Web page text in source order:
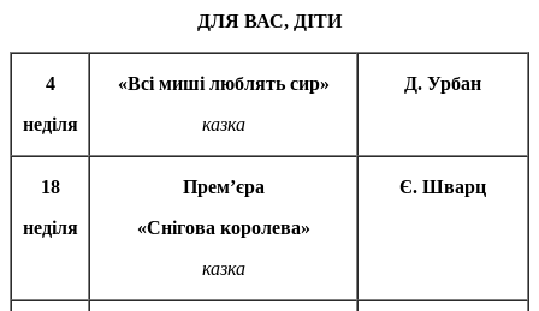
ДЛЯ ВАС, ДІТИ
4
неділя
«Всі миші люблять сир»
казка
Д. Урбан
18
неділя
Прем’єра
«Снігова королева»
казка
Є. Шварц